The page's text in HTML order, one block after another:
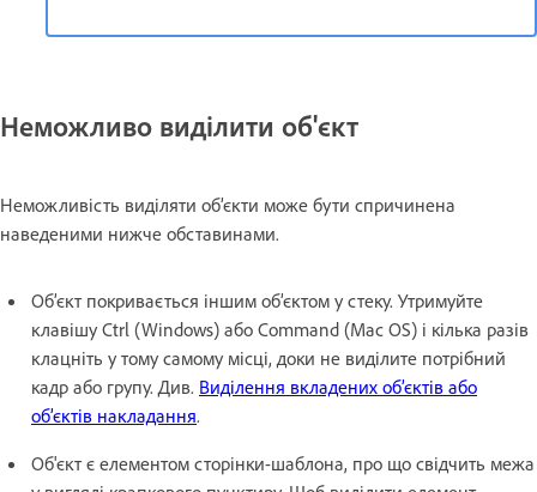
Неможливо виділити об'єкт
Неможливість виділяти об’єкти може бути спричинена
наведеними нижче обставинами.
Об’єкт покривається іншим об’єктом у стеку. Утримуйте
клавішу Ctrl (Windows) або Command (Mac OS) і кілька разів
клацніть у тому самому місці, доки не виділите потрібний
кадр або групу. Див. Виділення вкладених об’єктів або
об’єктів накладання.
Об'єкт є елементом сторінки-шаблона, про що свідчить межа